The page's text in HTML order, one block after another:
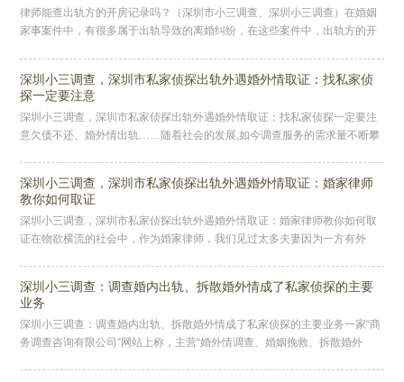
律师能查出轨方的开房记录吗？（深圳市小三调查、深圳小三调查）在婚姻
家事案件中，有很多属于出轨导致的离婚纠纷，在这些案件中，出轨方的开
深圳小三调查，深圳市私家侦探出轨外遇婚外情取证：找私家侦
探一定要注意
深圳小三调查，深圳市私家侦探出轨外遇婚外情取证：找私家侦探一定要注
意欠债不还、婚外情出轨……随着社会的发展,如今调查服务的需求量不断攀
深圳小三调查，深圳市私家侦探出轨外遇婚外情取证：婚家律师
教你如何取证
深圳小三调查，深圳市私家侦探出轨外遇婚外情取证：婚家律师教你如何取
证在物欲横流的社会中，作为婚家律师，我们见过太多夫妻因为一方有外
深圳小三调查：调查婚内出轨、拆散婚外情成了私家侦探的主要
业务
深圳小三调查：调查婚内出轨、拆散婚外情成了私家侦探的主要业务一家“商
务调查咨询有限公司”网站上称，主营“婚外情调查、婚姻挽救、拆散婚外